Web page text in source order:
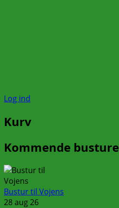
Log ind
Kurv
Kommende busture
Bustur til Vojens
28 aug 26